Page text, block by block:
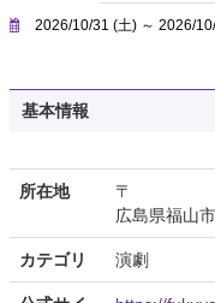
2026/10/31 (土) ～ 2026/
基本情報
所在地
〒
広島県福山市
カテゴリ 演劇